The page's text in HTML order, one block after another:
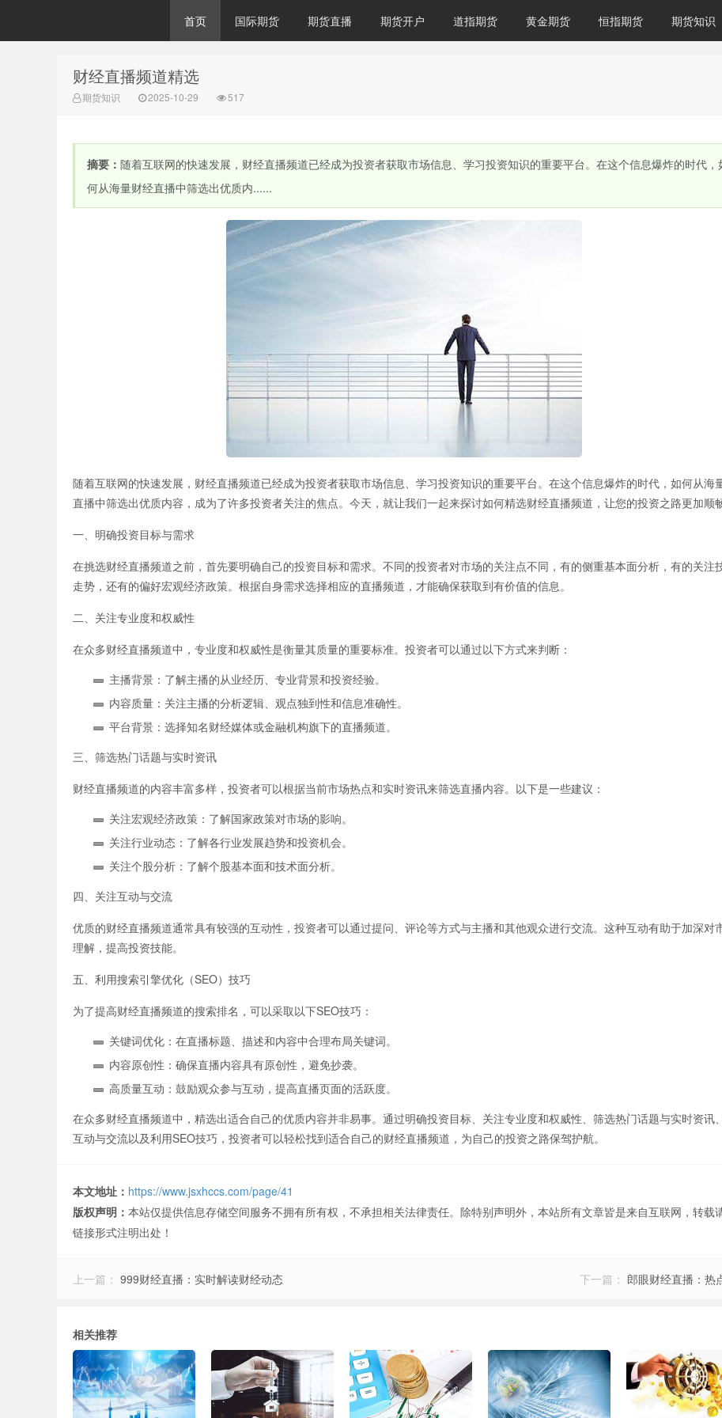
财经直播室-期
播间-恒指德指
喊单直播
首页 国际期货 期货直播 期货开户 道指期货 黄金期货 恒指期货 期货知识
财经直播频道精选
期货知识 2025-10-29 517
摘要： 随着互联网的快速发展，财经直播频道已经成为投资者获取市场信息、学习投资知识的重要平台。在这个信息爆炸的时代，
何从海量财经直播中筛选出优质内......
随着互联网的快速发展，财经直播频道已经成为投资者获取市场信息、学习投资知识的重要平台。在这个信息爆炸的时代，如何从海
直播中筛选出优质内容，成为了许多投资者关注的焦点。今天，就让我们一起来探讨如何精选财经直播频道，让您的投资之路更加顺畅
一、明确投资目标与需求
在挑选财经直播频道之前，首先要明确自己的投资目标和需求。不同的投资者对市场的关注点不同，有的侧重基本面分析，有的关注
走势，还有的偏好宏观经济政策。根据自身需求选择相应的直播频道，才能确保获取到有价值的信息。
二、关注专业度和权威性
在众多财经直播频道中，专业度和权威性是衡量其质量的重要标准。投资者可以通过以下方式来判断：
主播背景：了解主播的从业经历、专业背景和投资经验。
内容质量：关注主播的分析逻辑、观点独到性和信息准确性。
平台背景：选择知名财经媒体或金融机构旗下的直播频道。
三、筛选热门话题与实时资讯
财经直播频道的内容丰富多样，投资者可以根据当前市场热点和实时资讯来筛选直播内容。以下是一些建议：
关注宏观经济政策：了解国家政策对市场的影响。
关注行业动态：了解各行业发展趋势和投资机会。
关注个股分析：了解个股基本面和技术面分析。
四、关注互动与交流
优质的财经直播频道通常具有较强的互动性，投资者可以通过提问、评论等方式与主播和其他观众进行交流。这种互动有助于加深对
理解，提高投资技能。
五、利用搜索引擎优化（SEO）技巧
为了提高财经直播频道的搜索排名，可以采取以下SEO技巧：
关键词优化：在直播标题、描述和内容中合理布局关键词。
内容原创性：确保直播内容具有原创性，避免抄袭。
高质量互动：鼓励观众参与互动，提高直播页面的活跃度。
在众多财经直播频道中，精选出适合自己的优质内容并非易事。通过明确投资目标、关注专业度和权威性、筛选热门话题与实时资讯
互动与交流以及利用SEO技巧，投资者可以轻松找到适合自己的财经直播频道，为自己的投资之路保驾护航。
本文地址： https://www.jsxhccs.com/page/41
版权声明： 本站仅提供信息存储空间服务不拥有所有权，不承担相关法律责任。除特别声明外，本站所有文章皆是来自互联网，转载
链接形式注明出处！
上一篇： 999财经直播：实时解读财经动态 下一篇： 郎眼财经直播：热
相关推荐